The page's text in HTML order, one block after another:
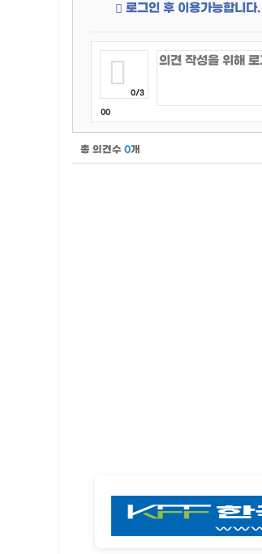
로그인 후 이용가능합니다.
0/3
00
총 의견수 0개